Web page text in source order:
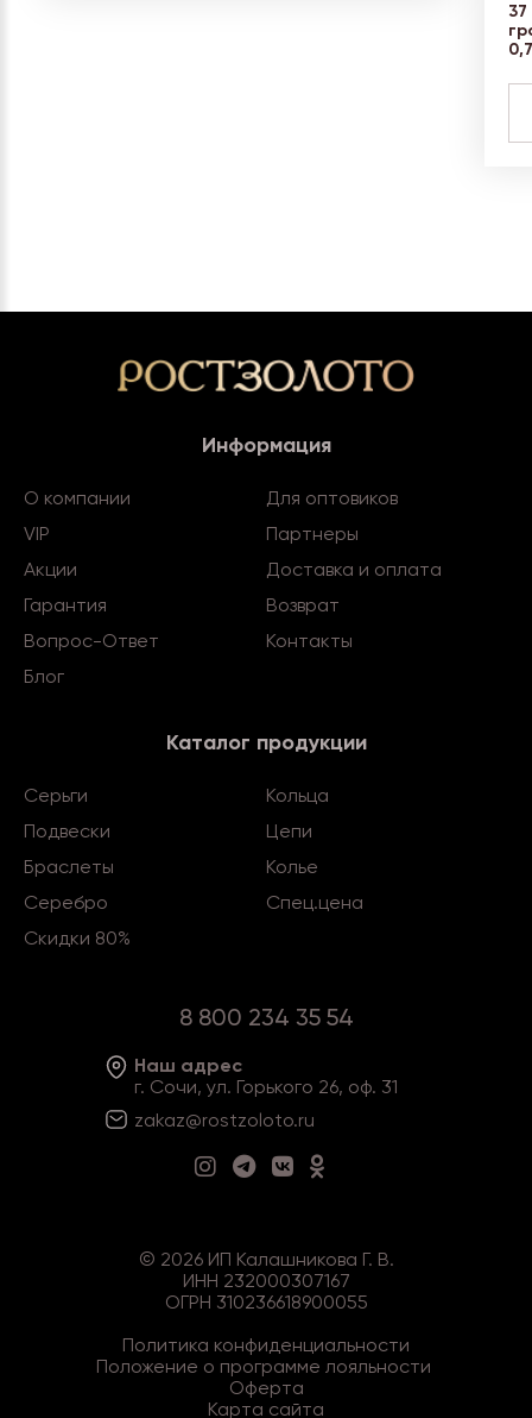
Информация
О компании
Для оптовиков
VIP
Партнеры
Акции
Доставка и оплата
Гарантия
Возврат
Вопрос-Ответ
Контакты
Блог
Каталог продукции
Серьги
Кольца
Подвески
Цепи
Браслеты
Колье
Серебро
Спец.цена
Скидки 80%
8 800 234 35 54
Наш адрес
г. Сочи, ул. Горького 26, оф. 31
zakaz@rostzoloto.ru
© 2026ИП Калашникова Г. В.
ИНН 232000307167
ОГРН 310236618900055
Политика конфиденциальности
Положение о программе лояльности
Оферта
Карта сайта